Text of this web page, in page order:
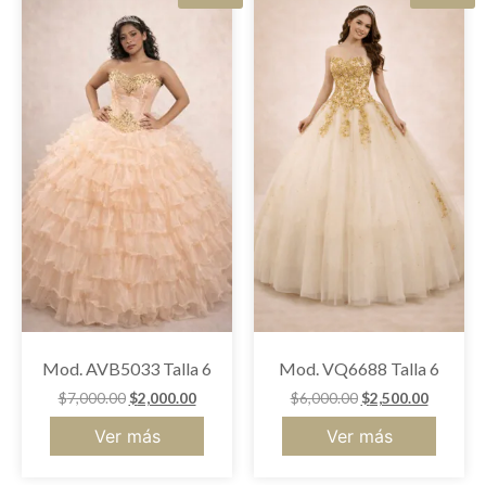
Mod. AVB5033 Talla 6
$7,000.00 $2,000.00
Ver más
Mod. VQ6688 Talla 6
$6,000.00 $2,500.00
Ver más